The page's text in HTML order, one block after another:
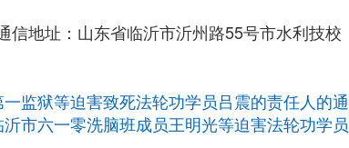
信地址：山东省临沂市沂州路55号市水利技校
监狱等迫害致死法轮功学员吕震的责任人的
市六一零洗脑班成员王明光等迫害法轮功学